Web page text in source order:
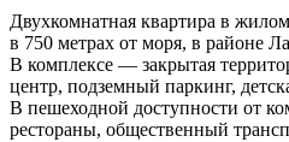
Двухкомнатная квартира в
в 750 метрах от моря, в районе
В комплексе — закрытая
центр, подземный паркинг,
В пешеходной доступности от
рестораны, общественный